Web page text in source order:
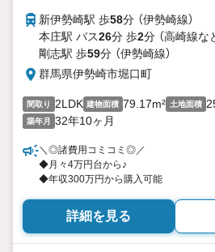
新伊勢崎駅 歩58分 （伊勢崎線）
本庄駅 バス26分 歩2分 （高崎線な
剛志駅 歩59分 （伊勢崎線）
群馬県伊勢崎市堀口町
間取り 2LDK 建物面積 79.17m² 土地面積
築年月 32年10ヶ月
＼◎諸費用コミコミ◎／
◆月々4万円台から♪
◆年収300万円から購入可能
詳細を見る